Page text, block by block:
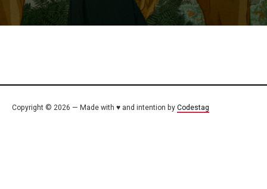
Copyright © 2026 — Made with ♥ and intention by Codestag